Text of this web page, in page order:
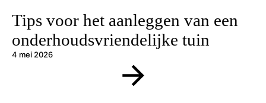
Tips voor het aanleggen van een
onderhoudsvriendelijke tuin
4 mei 2026